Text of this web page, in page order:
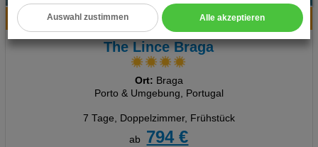
Datenschutz- und Nutzungsbedingungen
Cookie Einstellungen
Social Media Cookies
Alle akzeptieren
Auswahl zustimmen
Hotelinfo Bilder Karte
The Lince Braga
Ort: Braga
Porto & Umgebung, Portugal
7 Tage, Doppelzimmer, Frühstück
ab
794 €